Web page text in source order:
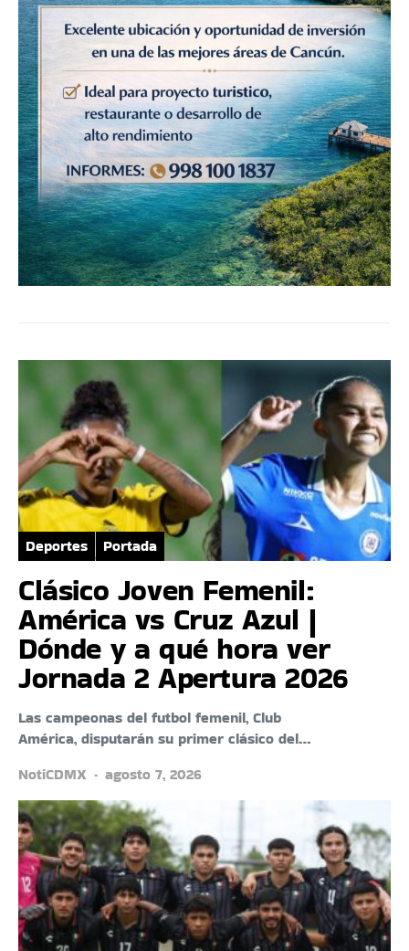
Deportes Portada
Clásico Joven Femenil:
América vs Cruz Azul |
Dónde y a qué hora ver
Jornada 2 Apertura 2026
Las campeonas del futbol femenil, Club
América, disputarán su primer clásico del…
NotiCDMX
agosto 7, 2026